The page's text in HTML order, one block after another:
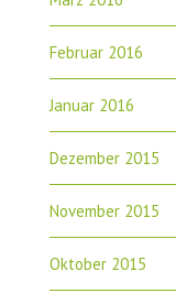
Februar 2016
Januar 2016
Dezember 2015
November 2015
Oktober 2015